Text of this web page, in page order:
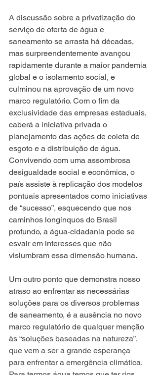
A discussão sobre a privatização do
serviço de oferta de água e
saneamento se arrasta há décadas,
mas surpreendentemente avançou
rapidamente durante a maior pandemia
global e o isolamento social, e
culminou na aprovação de um novo
marco regulatório. Com o fim da
exclusividade das empresas estaduais,
caberá a iniciativa privada o
planejamento das ações de coleta de
esgoto e a distribuição de água.
Convivendo com uma assombrosa
desigualdade social e econômica, o
país assiste à replicação dos modelos
pontuais apresentados como iniciativas
de “sucesso”, esquecendo que nos
caminhos longínquos do Brasil
profundo, a água-cidadania pode se
esvair em interesses que não
vislumbram essa dimensão humana.
Um outro ponto que demonstra nosso
atraso ao enfrentar as necessárias
soluções para os diversos problemas
de saneamento, é a ausência no novo
marco regulatório de qualquer menção
às “soluções baseadas na natureza”,
que vem a ser a grande esperança
para enfrentar a emergência climática.